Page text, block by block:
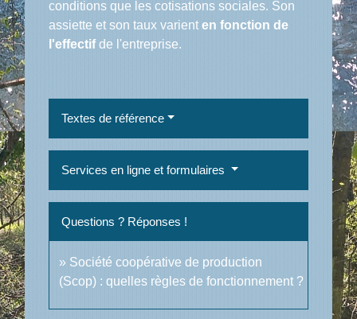
conditions que les cotisations sociales. Son
assiette et son taux varienten fonction de
l'effectifde l'entreprise.
Textes de référence
Services en ligne et formulaires
Questions ? Réponses !
Société coopérative de production
(Scop) : quelles règles de fonctionnement ?